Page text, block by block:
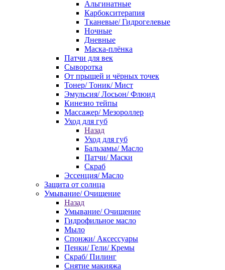
Альгинатные
Карбокситерапия
Тканевые/ Гидрогелевые
Ночные
Дневные
Маска-плёнка
Патчи для век
Сыворотка
От прыщей и чёрных точек
Тонер/ Тоник/ Мист
Эмульсия/ Лосьон/ Флюид
Кинезио тейпы
Массажер/ Мезороллер
Уход для губ
Назад
Уход для губ
Бальзамы/ Масло
Патчи/ Маски
Скраб
Эссенция/ Масло
Защита от солнца
Умывание/ Очищение
Назад
Умывание/ Очищение
Гидрофильное масло
Мыло
Спонжи/ Аксессуары
Пенки/ Гели/ Кремы
Скраб/ Пилинг
Снятие макияжа